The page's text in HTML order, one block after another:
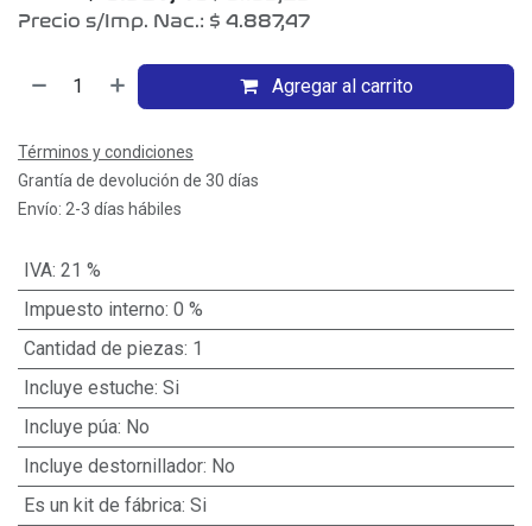
Precio s/Imp. Nac.: $ 4.887,47
Agregar al carrito
Términos y condiciones
Grantía de devolución de 30 días
Envío: 2-3 días hábiles
IVA: 21 %
Impuesto interno: 0 %
Cantidad de piezas: 1
Incluye estuche: Si
Incluye púa: No
Incluye destornillador: No
Es un kit de fábrica: Si